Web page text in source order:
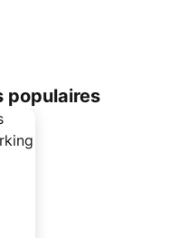
populaires